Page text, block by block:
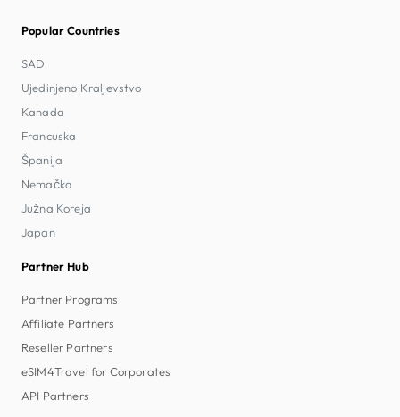
Popular Countries
SAD
Ujedinjeno Kraljevstvo
Kanada
Francuska
Španija
Nemačka
Južna Koreja
Japan
Partner Hub
Partner Programs
Affiliate Partners
Reseller Partners
eSIM4Travel for Corporates
API Partners